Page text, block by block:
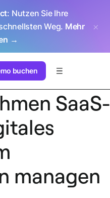
: Nutzen Sie Ihre
Weg. Mehr
→
buchen
SaaS-
managen